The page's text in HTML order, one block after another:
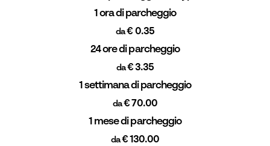
1 ora di parcheggio
da€ 0.35
24 ore di parcheggio
da€ 3.35
1 settimana di parcheggio
da€ 70.00
1 mese di parcheggio
da€ 130.00